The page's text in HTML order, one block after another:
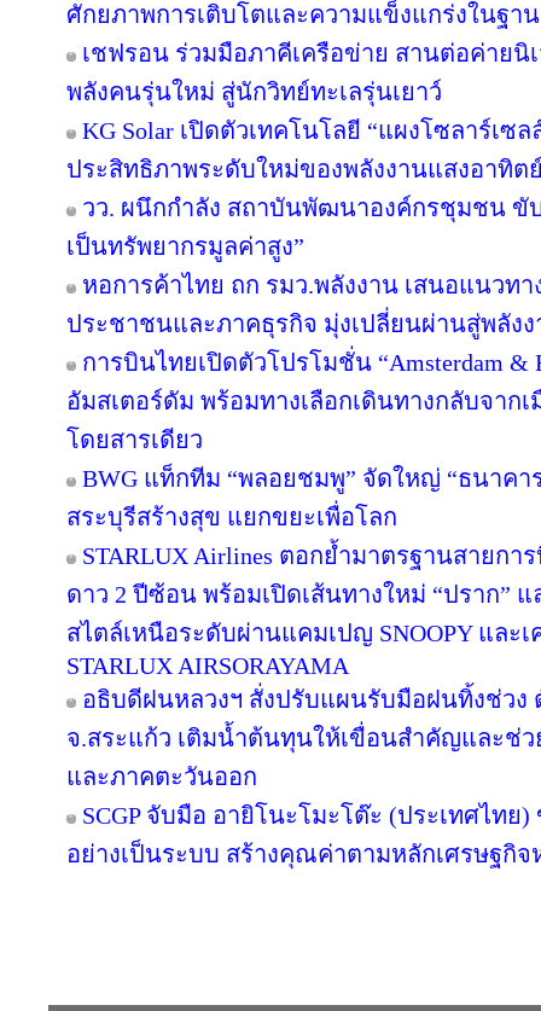
ศักยภาพการเติบโตและความแข็งแกร่งในฐ
เชฟรอน ร่วมมือภาคีเครือข่าย สานต่อค่ายนิ
พลังคนรุ่นใหม่ สู่นักวิทย์ทะเลรุ่นเยาว์
KG Solar เปิดตัวเทคโนโลยี “แผงโซลาร์เซ
ประสิทธิภาพระดับใหม่ของพลังงานแสงอาทิต
วว. ผนึกกำลัง สถาบันพัฒนาองค์กรชุมชน ขั
เป็นทรัพยากรมูลค่าสูง”
หอการค้าไทย ถก รมว.พลังงาน เสนอแนวท
ประชาชนและภาคธุรกิจ มุ่งเปลี่ยนผ่านสู่พลัง
การบินไทยเปิดตัวโปรโมชั่น “Amsterdam &
อัมสเตอร์ดัม พร้อมทางเลือกเดินทางกลับจาก
โดยสารเดียว
BWG แท็กทีม “พลอยชมพู” จัดใหญ่ “ธนาคา
สระบุรีสร้างสุข แยกขยะเพื่อโลก
STARLUX Airlines ตอกย้ำมาตรฐานสายกา
ดาว 2 ปีซ้อน พร้อมเปิดเส้นทางใหม่ “ปราก”
สไตล์เหนือระดับผ่านแคมเปญ SNOOPY และ
STARLUX AIRSORAYAMA
อธิบดีฝนหลวงฯ สั่งปรับแผนรับมือฝนทิ้งช่วง
จ.สระแก้ว เติมน้ำต้นทุนให้เขื่อนสำคัญและช่ว
และภาคตะวันออก
SCGP จับมือ อายิโนะโมะโต๊ะ (ประเทศไทย
อย่างเป็นระบบ สร้างคุณค่าตามหลักเศรษฐกิจ